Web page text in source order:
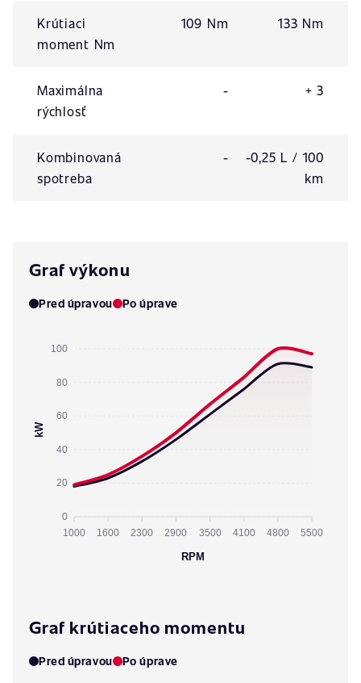
Krútiaci
moment Nm
109 Nm 133 Nm
Maximálna
rýchlosť
- + 3
Kombinovaná
spotreba
-
-0,25 L / 100
km
Graf výkonu
Pred úpravou Po úprave
100
80
60
40
20
0
kW
1000 1600 2300 2900 3500 4100 4800 5500
RPM
Graf krútiaceho momentu
Pred úpravou Po úprave